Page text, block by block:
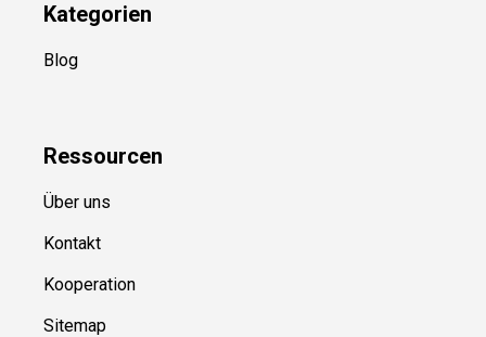
Kategorien
Blog
Ressourcen
Über uns
Kontakt
Kooperation
Sitemap